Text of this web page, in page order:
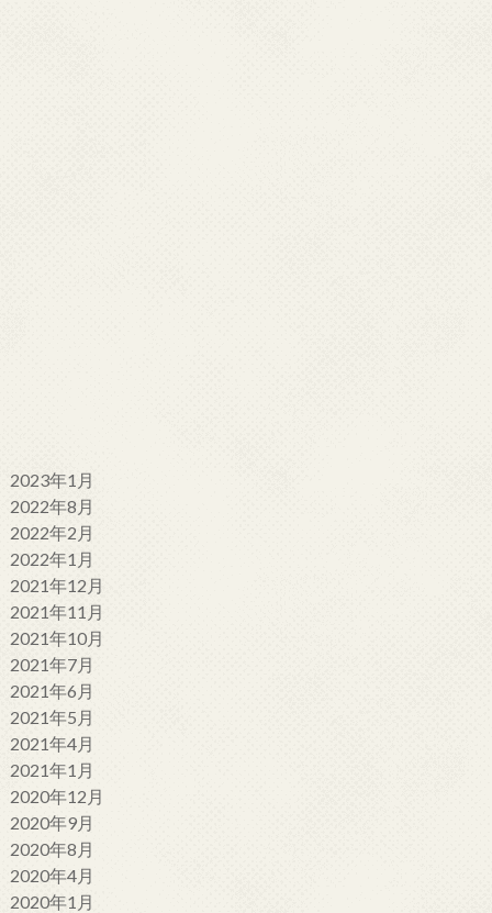
2023年1月
2022年8月
2022年2月
2022年1月
2021年12月
2021年11月
2021年10月
2021年7月
2021年6月
2021年5月
2021年4月
2021年1月
2020年12月
2020年9月
2020年8月
2020年4月
2020年1月